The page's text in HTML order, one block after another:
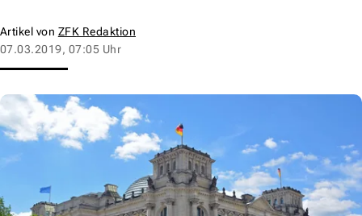
Artikel von ZFK Redaktion
07.03.2019, 07:05 Uhr